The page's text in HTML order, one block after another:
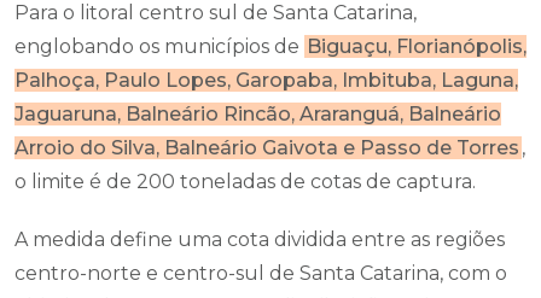
Para o litoral centro sul de Santa Catarina,
englobando os municípios de Biguaçu, Florianópolis,
Palhoça, Paulo Lopes, Garopaba, Imbituba, Laguna,
Jaguaruna, Balneário Rincão, Araranguá, Balneário
Arroio do Silva, Balneário Gaivota e Passo de Torres ,
o limite é de 200 toneladas de cotas de captura.
A medida define uma cota dividida entre as regiões
centro-norte e centro-sul de Santa Catarina, com o